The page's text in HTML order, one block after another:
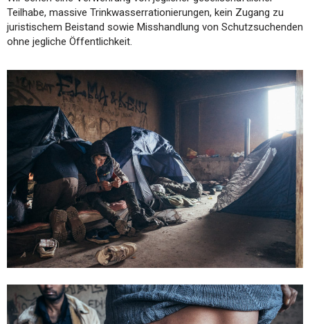
Teilhabe, massive Trinkwasserrationierungen, kein Zugang zu
juristischem Beistand sowie Misshandlung von Schutzsuchenden
ohne jegliche Öffentlichkeit.